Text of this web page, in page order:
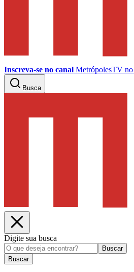
Inscreva-se no canal MetrópolesTV no
Busca
Digite sua busca
Buscar
Buscar